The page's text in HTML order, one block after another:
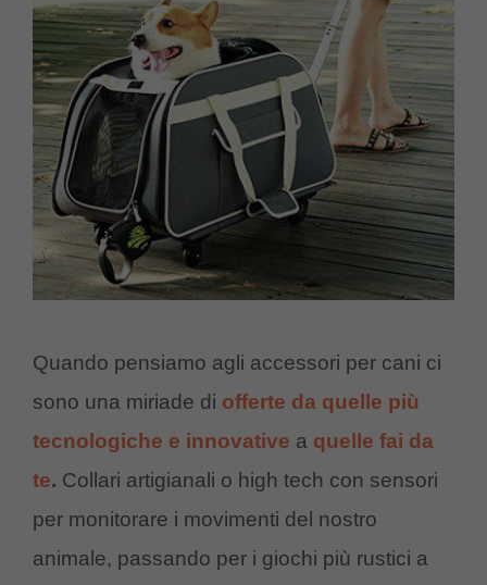
Quando pensiamo agli accessori per cani ci
sono una miriade di offerte da quelle più
tecnologiche e innovative a quelle fai da
te. Collari artigianali o high tech con sensori
per monitorare i movimenti del nostro
animale, passando per i giochi più rustici a